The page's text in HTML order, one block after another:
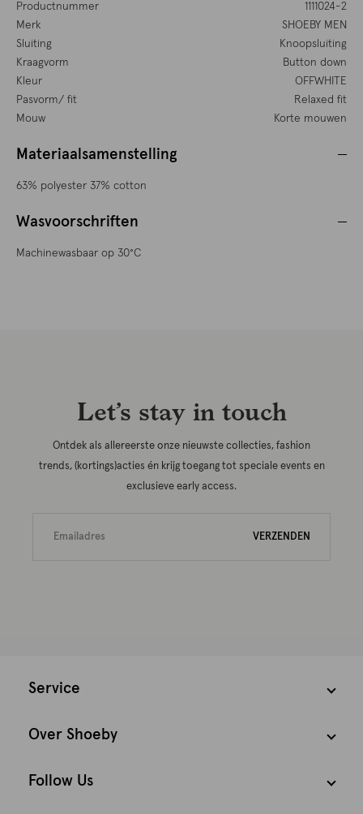
Productnummer
1111024-2
Merk
SHOEBY MEN
Sluiting
Knoopsluiting
Kraagvorm
Button down
Kleur
OFFWHITE
Pasvorm/ fit
Relaxed fit
Mouw
Korte mouwen
Materiaalsamenstelling
63% polyester 37% cotton
Wasvoorschriften
Machinewasbaar op 30°C
Let’s stay in touch
Ontdek als allereerste onze nieuwste collecties, fashion
trends, (kortings)acties én krijg toegang tot speciale events en
exclusieve early access.
VERZENDEN
Service
Over Shoeby
Follow Us